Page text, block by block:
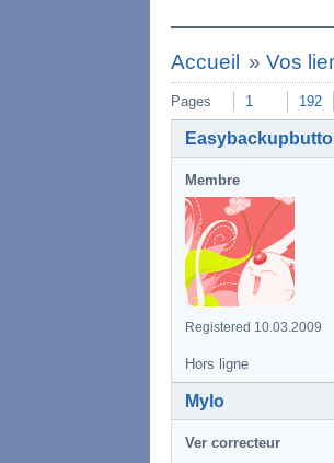
Accueil » Vos
Pages 1 192
Membre
Registered 10.03.2009
Hors ligne
Mylo
Ver correcteur